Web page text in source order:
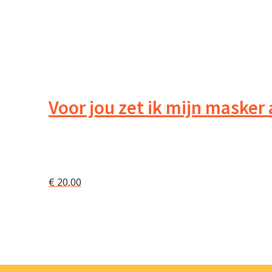
Voor jou zet ik mijn masker
€ 20,00